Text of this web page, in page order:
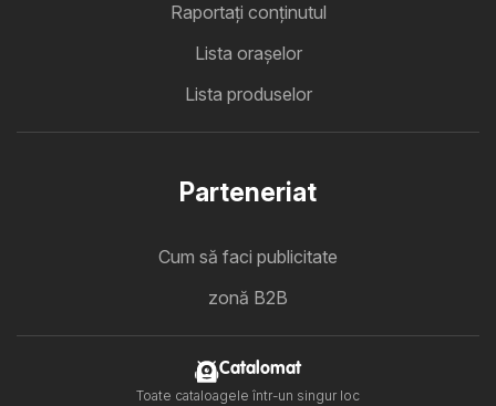
Raportați conținutul
Lista oraşelor
Lista produselor
Parteneriat
Cum să faci publicitate
zonă B2B
Catalomat
Toate cataloagele într-un singur loc